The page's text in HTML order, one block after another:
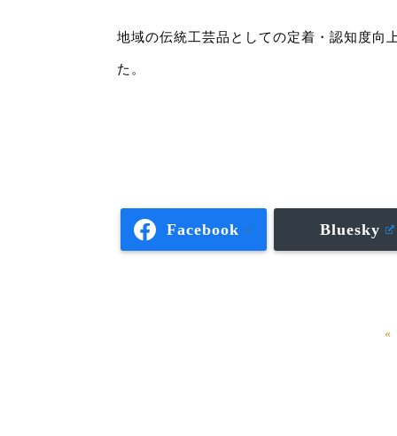
地域の伝統工芸品としての定着・認知度向
た。
Facebook Bluesky